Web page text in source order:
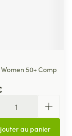
50+ Comp
au panier